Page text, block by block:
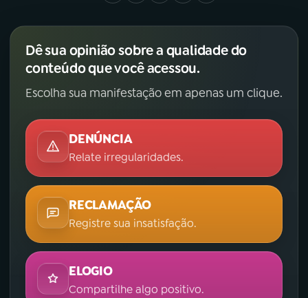
Dê sua opinião sobre a qualidade do
conteúdo que você acessou.
Escolha sua manifestação em apenas um clique.
DENÚNCIA
Relate irregularidades.
RECLAMAÇÃO
Registre sua insatisfação.
ELOGIO
Compartilhe algo positivo.